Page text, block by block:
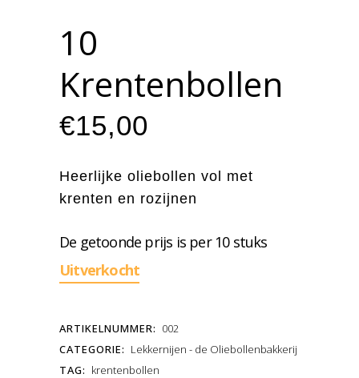
10
Krentenbollen
€15,00
Heerlijke oliebollen vol met
krenten en rozijnen
De getoonde prijs is per 10 stuks
Uitverkocht
ARTIKELNUMMER: 002
CATEGORIE: Lekkernijen - de Oliebollenbakkerij
TAG: krentenbollen